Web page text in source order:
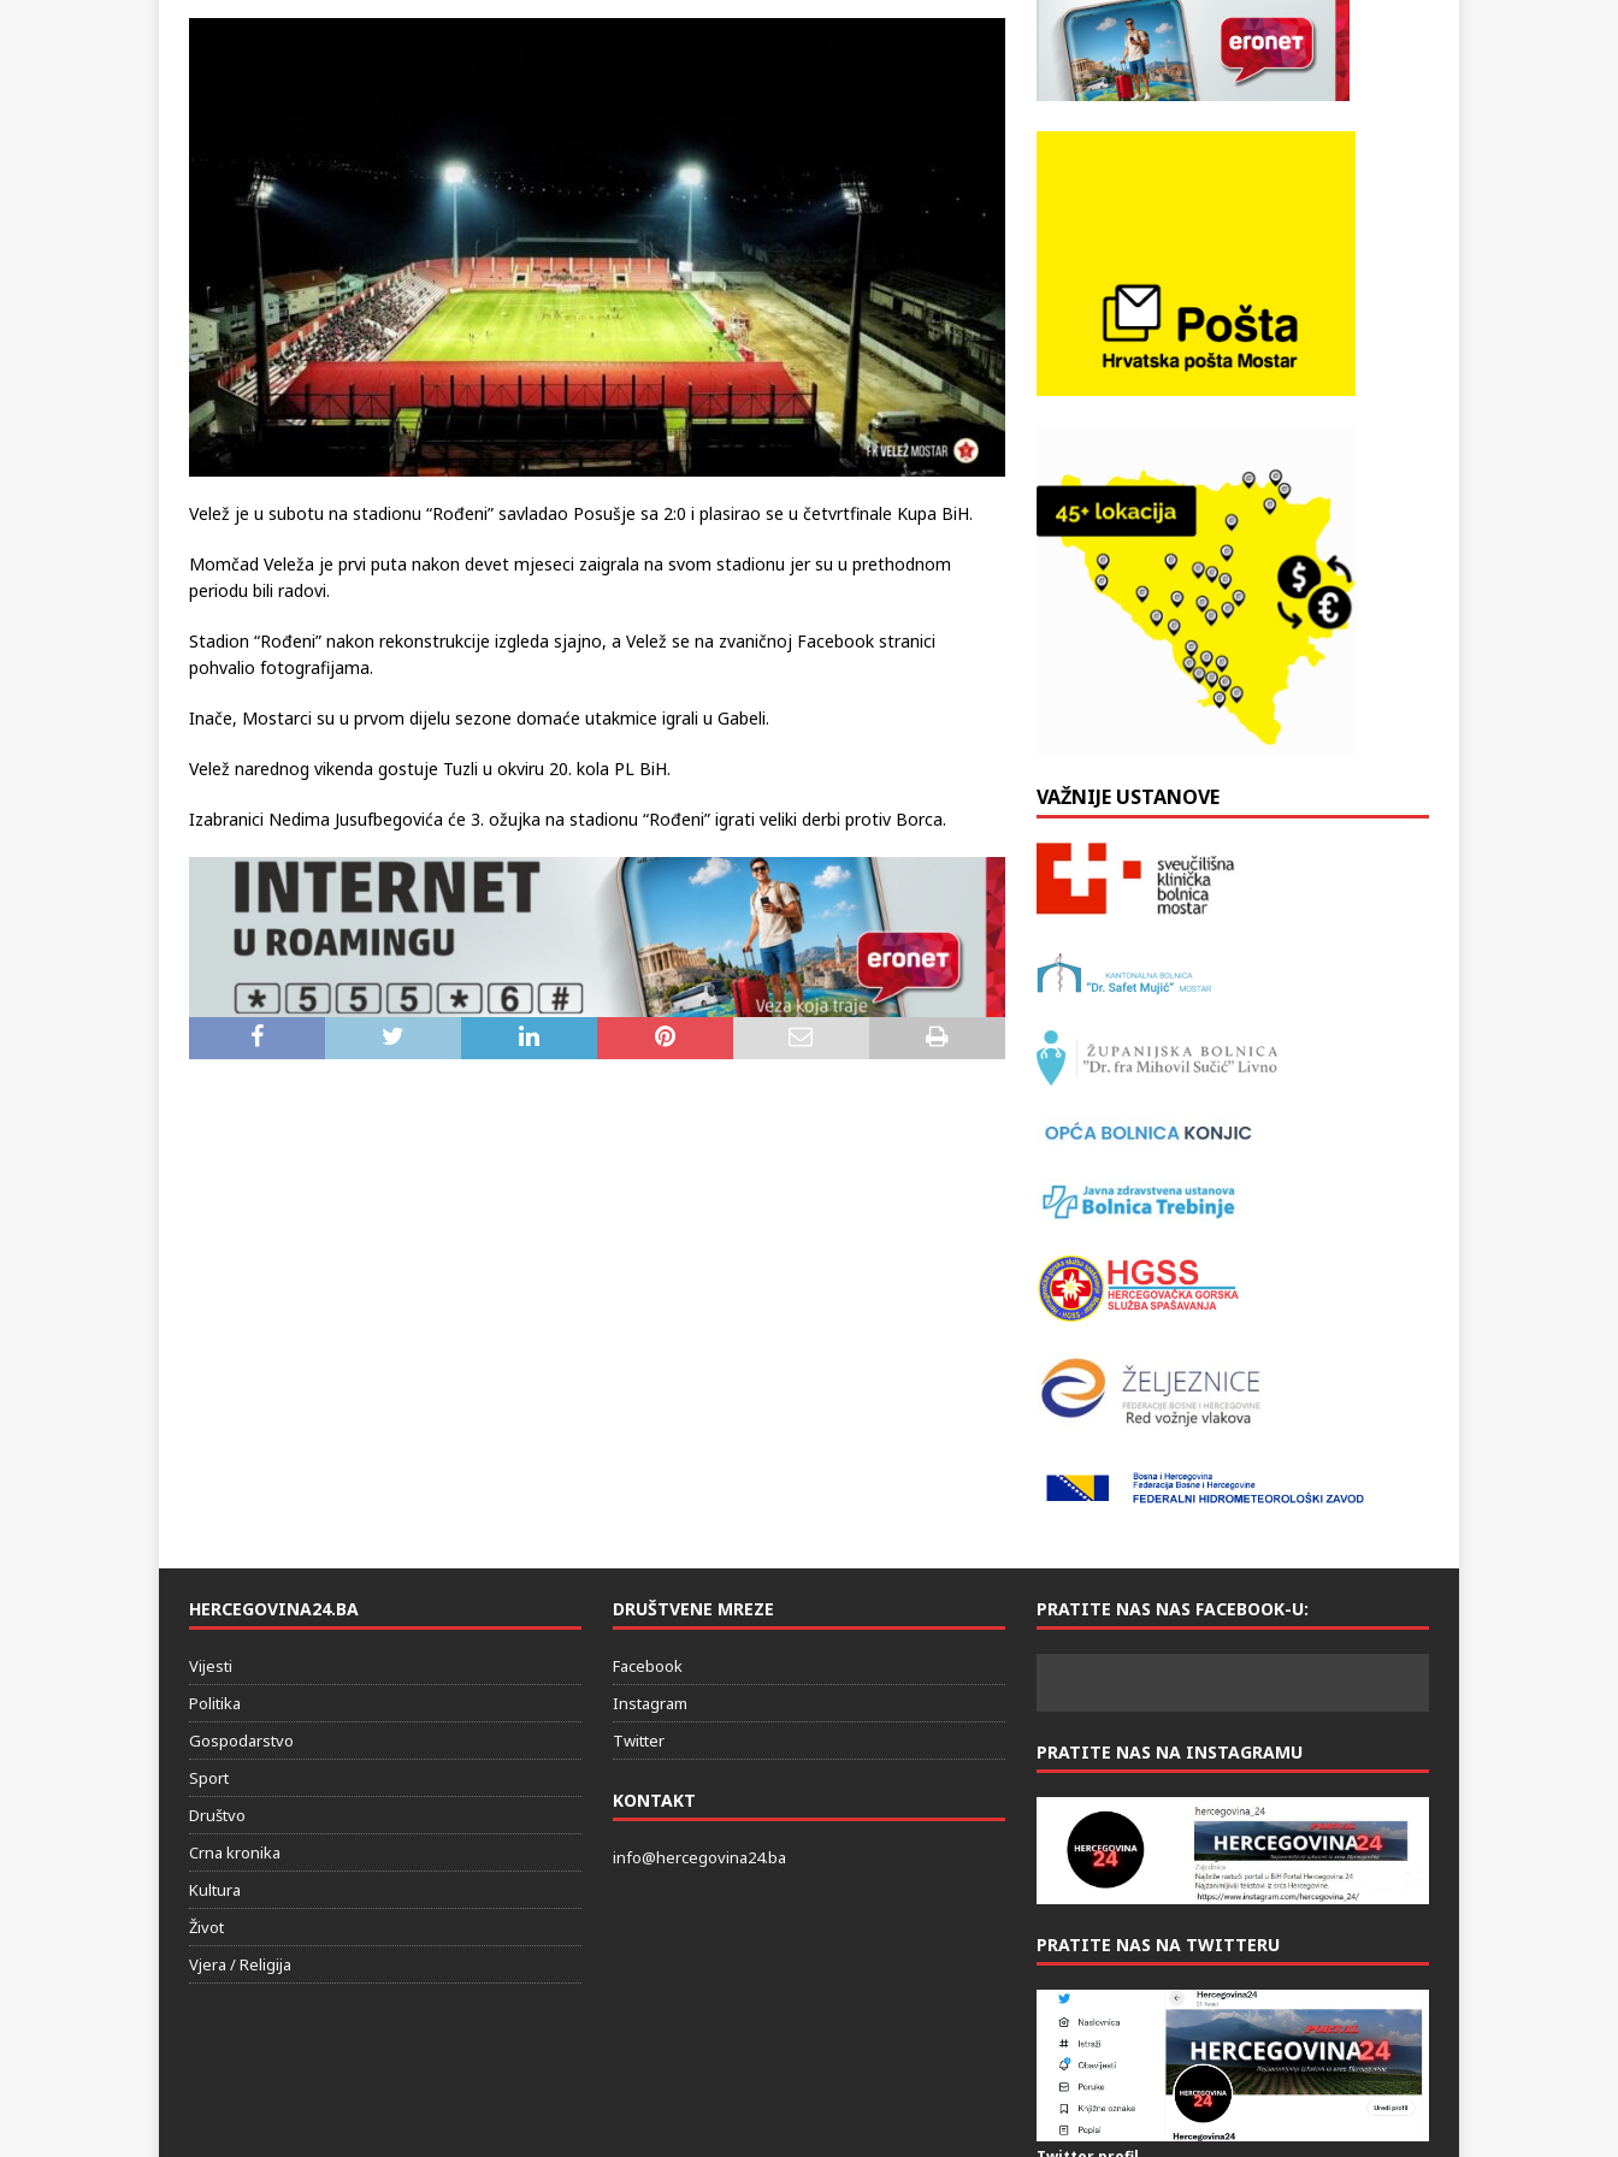
[ 04.08.2026 ] U susret Danu pobjede: Večer u kojoj Knin, iseljena i domovinska Hrvatska dišu
[ 09.08.2026 ] ŠOVINISTIČKA FARSA II – Ili nastavak teksta “Ud’ri na Hercegovce po zagrebački”
PRIČA TJEDNA
Velež je u subotu na stadionu “Rođeni” savladao Posušje sa 2:0 i plasirao se u četvrtfinale Kupa BiH.
Momčad Veleža je prvi puta nakon devet mjeseci zaigrala na svom stadionu jer su u prethodnom
periodu bili radovi.
Stadion “Rođeni” nakon rekonstrukcije izgleda sjajno, a Velež se na zvaničnoj Facebook stranici
pohvalio fotografijama.
Inače, Mostarci su u prvom dijelu sezone domaće utakmice igrali u Gabeli.
Velež narednog vikenda gostuje Tuzli u okviru 20. kola PL BiH.
Izabranici Nedima Jusufbegovića će 3. ožujka na stadionu “Rođeni” igrati veliki derbi protiv Borca.
VAŽNIJE USTANOVE
HERCEGOVINA24.BA
Vijesti
Politika
Gospodarstvo
Sport
Društvo
Crna kronika
Kultura
Život
Vjera / Religija
DRUŠTVENE MREZE
Facebook
Instagram
Twitter
KONTAKT
info@hercegovina24.ba
PRATITE NAS NAS FACEBOOK-U:
PRATITE NAS NA INSTAGRAMU
PRATITE NAS NA TWITTERU